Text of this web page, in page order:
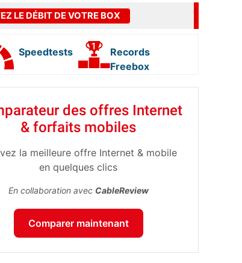
LE DÉBIT DE VOTRE BOX
Speedtests
Records
Freebox
des offres Internet
& forfaits mobiles
la meilleure offre Internet & mobile
en quelques clics
En collaboration avec CableReview
Comparer maintenant